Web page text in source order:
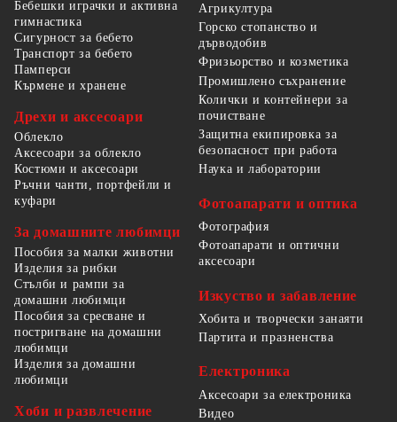
Бебешки играчки и активна
гимнастика
Сигурност за бебето
Транспорт за бебето
Памперси
Кърмене и хранене
Дрехи и аксесоари
Облекло
Аксесоари за облекло
Костюми и аксесоари
Ръчни чанти, портфейли и
куфари
За домашните любимци
Пособия за малки животни
Изделия за рибки
Стълби и рампи за
домашни любимци
Пособия за сресване и
постригване на домашни
любимци
Изделия за домашни
любимци
Хоби и развлечение
Агрикултура
Горско стопанство и
дърводобив
Фризьорство и козметика
Промишлено съхранение
Колички и контейнери за
почистване
Защитна екипировка за
безопасност при работа
Наука и лаборатории
Фотоапарати и оптика
Фотография
Фотоапарати и оптични
аксесоари
Изкуство и забавление
Хобита и творчески занаяти
Партита и празненства
Електроника
Аксесоари за електроника
Видео